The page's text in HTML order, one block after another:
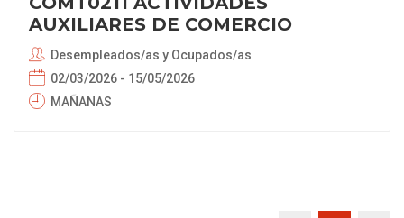
AUXILIARES DE COMERCIO
Desempleados/as y Ocupados/as
02/03/2026 - 15/05/2026
MAÑANAS